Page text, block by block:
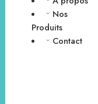
Nos
Produits
Contact